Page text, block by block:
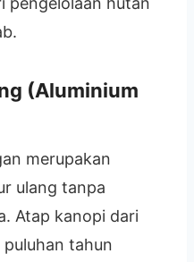
(Aluminium
merupakan
ulang tanpa
Atap kanopi dari
tahun